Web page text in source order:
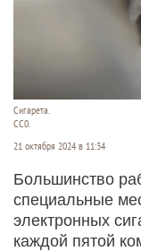
Сигарета.
СС0.
21 октября 2024 в 11:34
Большинство
специальные
электронных
каждой пятой